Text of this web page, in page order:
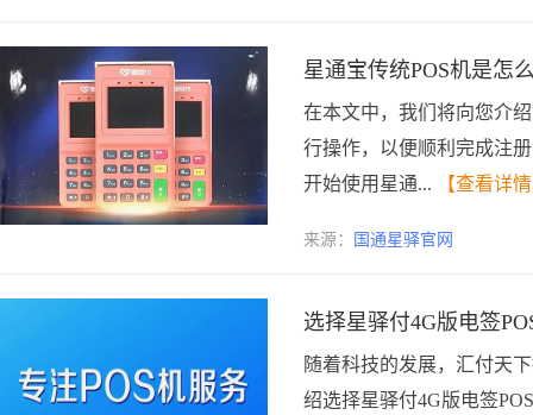
星通宝传统POS机是怎
在本文中，我们将向您介
行操作，以便顺利完成注
开始使用星通...
【查看详
来源： 国通星驿官网
选择星驿付4G版电签
随着科技的发展，汇付天
绍选择星驿付4G版电签